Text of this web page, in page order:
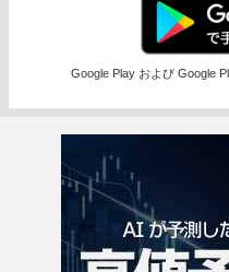
Google Play および Google